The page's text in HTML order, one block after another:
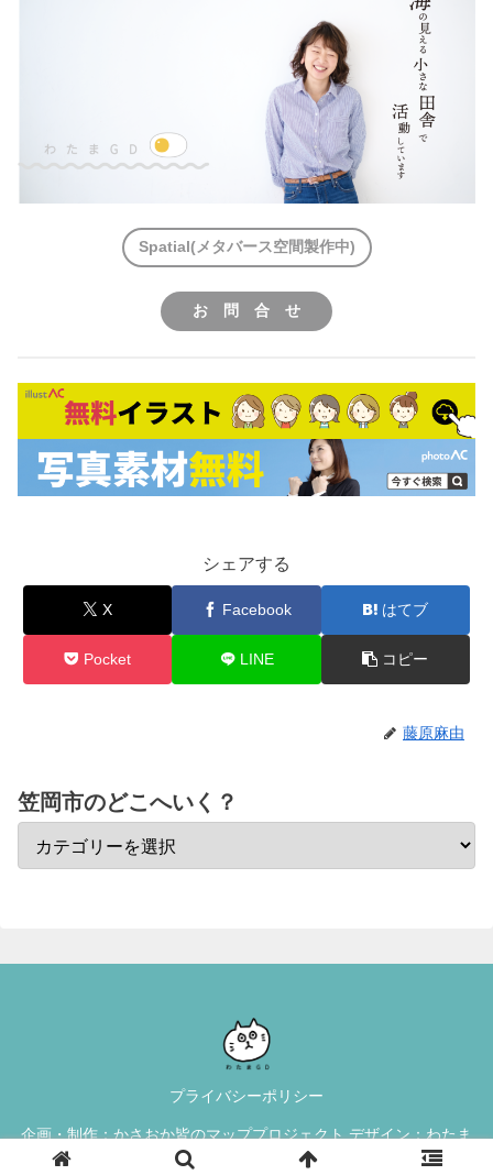
Spatial(メタバース空間製作中)
お 問 合 せ
シェアする
X Facebook はてブ
Pocket LINE コピー
藤原麻由
笠岡市のどこへいく？
プライバシーポリシー
企画・制作：かさおか皆のマッププロジェクト デザイン：わたま